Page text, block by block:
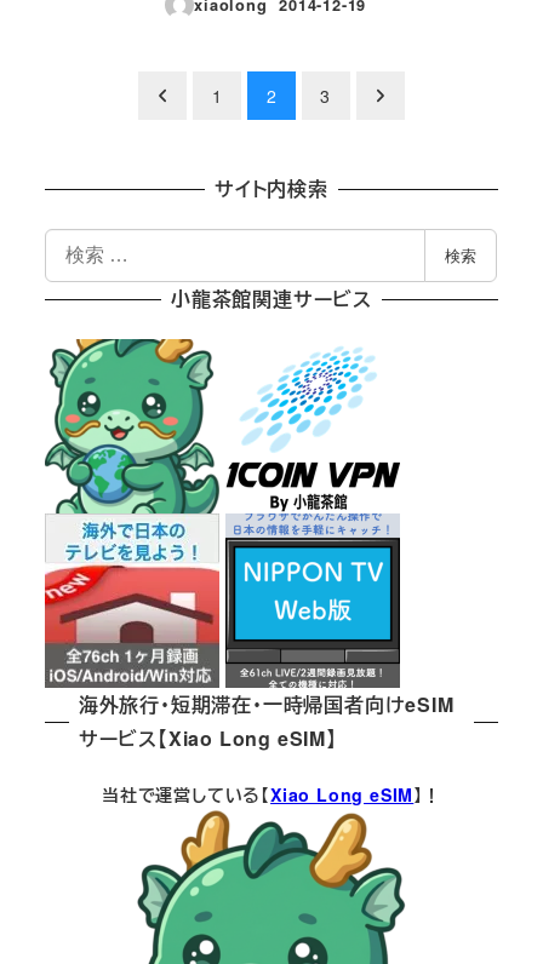
xiaolong
投稿日
2014-12-19
の
ペ
ー
ジ
送
り
1 2 3
サイト内検索
索
検索
小龍茶館関連サービス
海外旅行・短期滞在・一時帰国者向けeSIM
サービス【Xiao Long eSIM】
当社で運営している【Xiao Long eSIM】！